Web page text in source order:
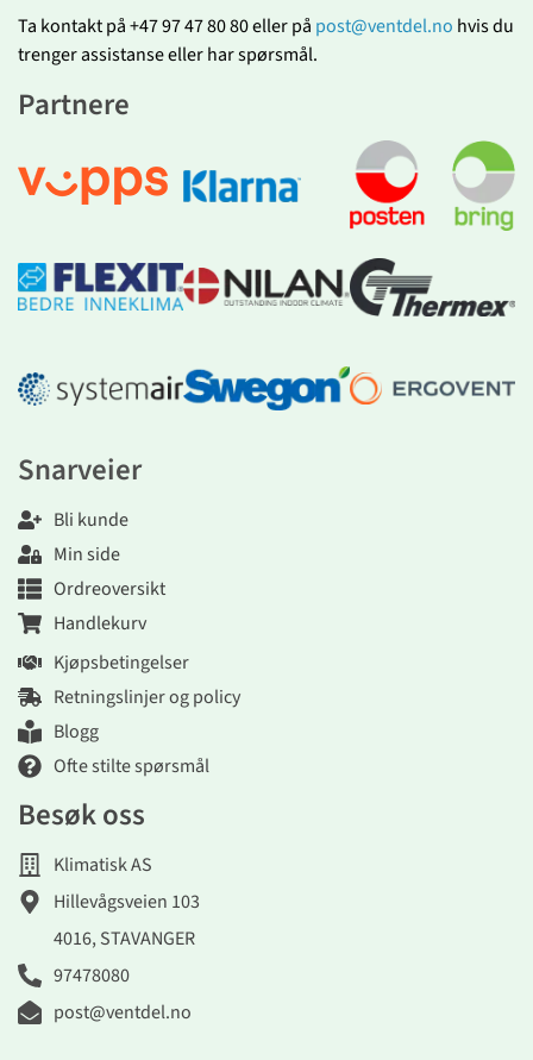
Ta kontakt på +47 97 47 80 80 eller på post@ventdel.no hvis du
trenger assistanse eller har spørsmål.
Partnere
Snarveier
Bli kunde
Min side
Ordreoversikt
Handlekurv
Kjøpsbetingelser
Retningslinjer og policy
Blogg
Ofte stilte spørsmål
Besøk oss
Klimatisk AS
Hillevågsveien 103
4016, STAVANGER
97478080
post@ventdel.no